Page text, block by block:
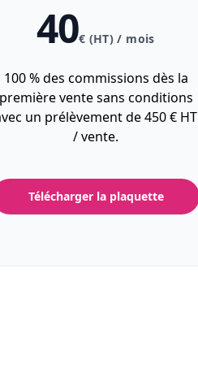
40€ (HT) / mois
100 % des commissions dès la
première vente sans conditions
un prélèvement de 450 € HT
/ vente.
Télécharger la plaquette